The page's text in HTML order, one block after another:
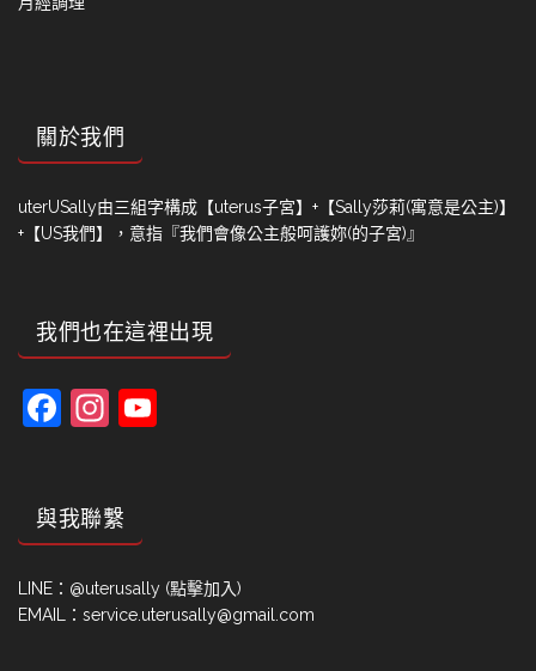
關於我們
uterUSally由三組字構成【uterus子宮】+【Sally莎莉(寓意是公主)】
+【US我們】，意指『我們會像公主般呵護妳(的子宮)』
我們也在這裡出現
Facebook
Instagram
與我聯繫
LINE： @uterusally (點擊加入)
EMAIL：service.uterusally@gmail.com